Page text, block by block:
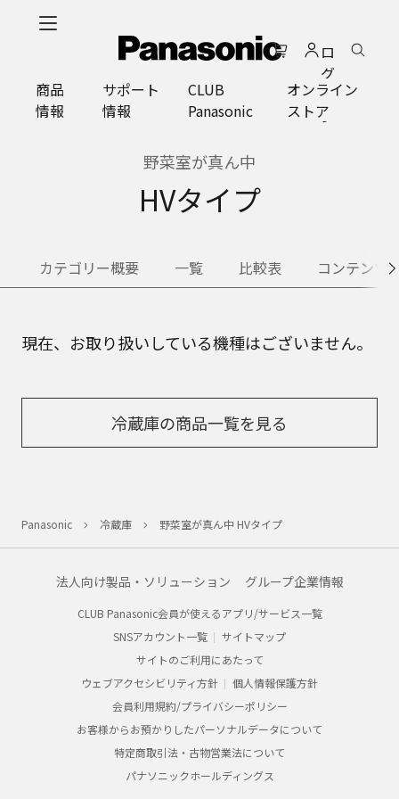
ロ
グ
イ
ン
商品
情報
サポート
情報
CLUB
Panasonic
オンライン
ストア
野菜室が真ん中
HVタイプ
カテゴリー概要 一覧 比較表 コンテンツ
現在、お取り扱いしている機種はございません。
冷蔵庫の商品一覧を見る
Panasonic 冷蔵庫 野菜室が真ん中 HVタイプ
法人向け製品・ソリューション グループ企業情報
CLUB Panasonic会員が使えるアプリ/サービス一覧
SNSアカウント一覧
サイトマップ
サイトのご利用にあたって
ウェブアクセシビリティ方針
個人情報保護方針
会員利用規約/プライバシーポリシー
お客様からお預かりしたパーソナルデータについて
特定商取引法・古物営業法について
パナソニックホールディングス